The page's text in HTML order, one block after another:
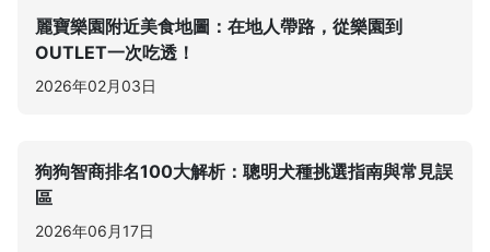
麗寶樂園附近美食地圖：在地人帶路，從樂園到
OUTLET一次吃透！
2026年02月03日
狗狗智商排名100大解析：聰明犬種挑選指南與常見誤
區
2026年06月17日